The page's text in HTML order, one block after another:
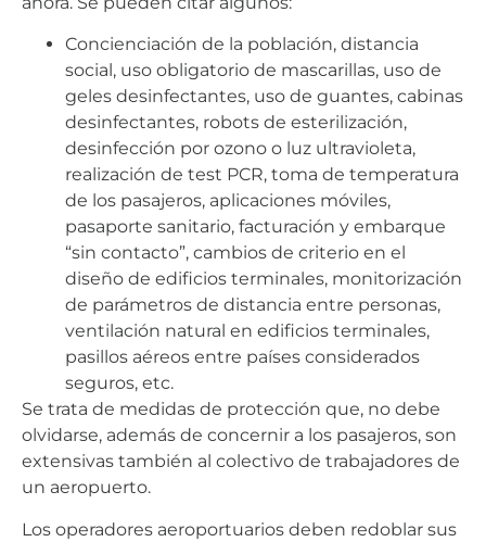
Concienciación de la población, distancia
social, uso obligatorio de mascarillas, uso de
geles desinfectantes, uso de guantes, cabinas
desinfectantes, robots de esterilización,
desinfección por ozono o luz ultravioleta,
realización de test PCR, toma de temperatura
de los pasajeros, aplicaciones móviles,
pasaporte sanitario, facturación y embarque
“sin contacto”, cambios de criterio en el
diseño de edificios terminales, monitorización
de parámetros de distancia entre personas,
ventilación natural en edificios terminales,
pasillos aéreos entre países considerados
seguros, etc.
Se trata de medidas de protección que, no debe
olvidarse, además de concernir a los pasajeros, son
extensivas también al colectivo de trabajadores de
un aeropuerto.
Los operadores aeroportuarios deben redoblar sus